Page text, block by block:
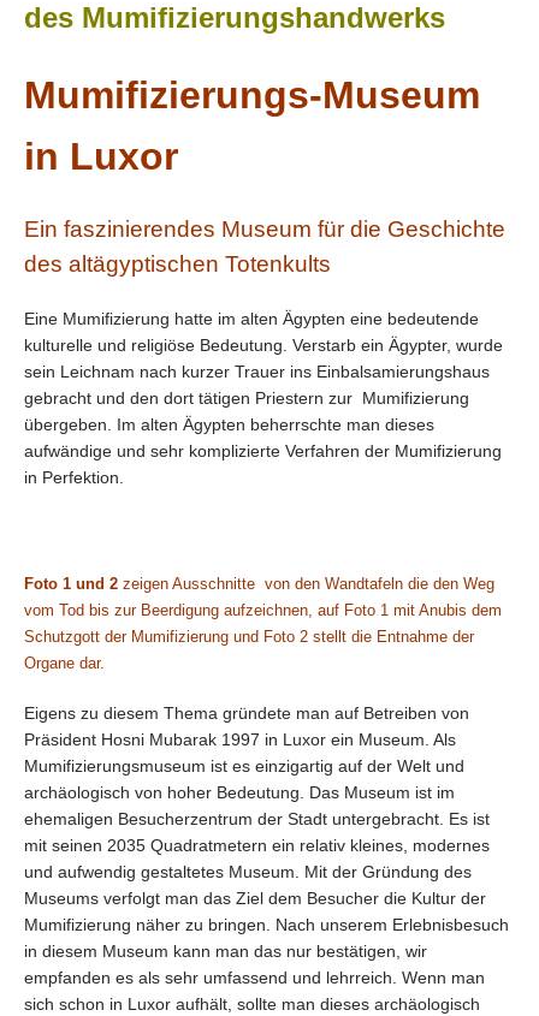
des Mumifizierungshandwerks
Mumifizierungs-Museum
in Luxor
Ein faszinierendes Museum für die Geschichte
des altägyptischen Totenkults
Eine Mumifizierung hatte im alten Ägypten eine bedeutende
kulturelle und religiöse Bedeutung. Verstarb ein Ägypter, wurde
sein Leichnam nach kurzer Trauer ins Einbalsamierungshaus
gebracht und den dort tätigen Priestern zur Mumifizierung
übergeben. Im alten Ägypten beherrschte man dieses
aufwändige und sehr komplizierte Verfahren der Mumifizierung
in Perfektion.
Foto 1 und 2 zeigen Ausschnitte von den Wandtafeln die den Weg
vom Tod bis zur Beerdigung aufzeichnen, auf Foto 1 mit Anubis dem
Schutzgott der Mumifizierung und Foto 2 stellt die Entnahme der
Organe dar.
Eigens zu diesem Thema gründete man auf Betreiben von
Präsident Hosni Mubarak 1997 in Luxor ein Museum. Als
Mumifizierungsmuseum ist es einzigartig auf der Welt und
archäologisch von hoher Bedeutung. Das Museum ist im
ehemaligen Besucherzentrum der Stadt untergebracht. Es ist
mit seinen 2035 Quadratmetern ein relativ kleines, modernes
und aufwendig gestaltetes Museum. Mit der Gründung des
Museums verfolgt man das Ziel dem Besucher die Kultur der
Mumifizierung näher zu bringen. Nach unserem Erlebnisbesuch
in diesem Museum kann man das nur bestätigen, wir
empfanden es als sehr umfassend und lehrreich. Wenn man
sich schon in Luxor aufhält, sollte man dieses archäologisch